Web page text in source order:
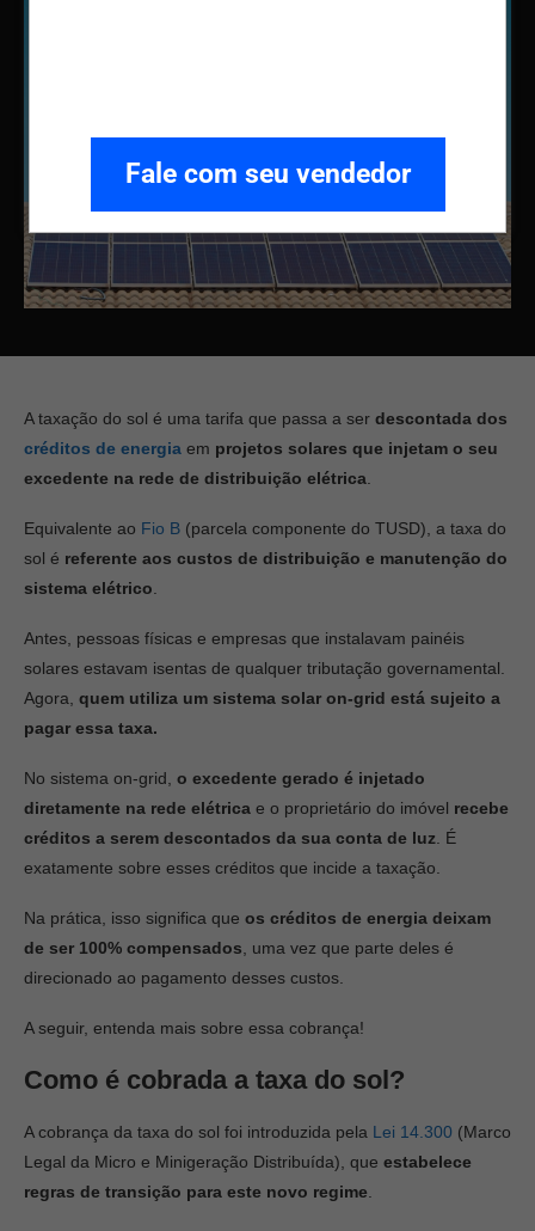
Fale com seu vendedor
A taxação do sol é uma tarifa que passa a ser descontada dos
créditos de energia em projetos solares que injetam o seu
excedente na rede de distribuição elétrica
Equivalente ao Fio B (parcela componente do TUSD), a taxa do
sol é referente aos custos de distribuição e manutenção do
sistema elétrico
Antes, pessoas físicas e empresas que instalavam painéis
solares estavam isentas de qualquer tributação governamental.
Agora, quem utiliza um sistema solar on-grid está sujeito a
pagar essa taxa.
No sistema on-grid, o excedente gerado é injetado
diretamente na rede elétrica e o proprietário do imóvel recebe
créditos a serem descontados da sua conta de luz . É
exatamente sobre esses créditos que incide a taxação.
Na prática, isso significa que os créditos de energia deixam
de ser 100% compensados , uma vez que parte deles é
direcionado ao pagamento desses custos.
A seguir, entenda mais sobre essa cobrança!
Como é cobrada a taxa do sol?
A cobrança da taxa do sol foi introduzida pela Lei 14.300 (Marco
Legal da Micro e Minigeração Distribuída), que estabelece
regras de transição para este novo regime